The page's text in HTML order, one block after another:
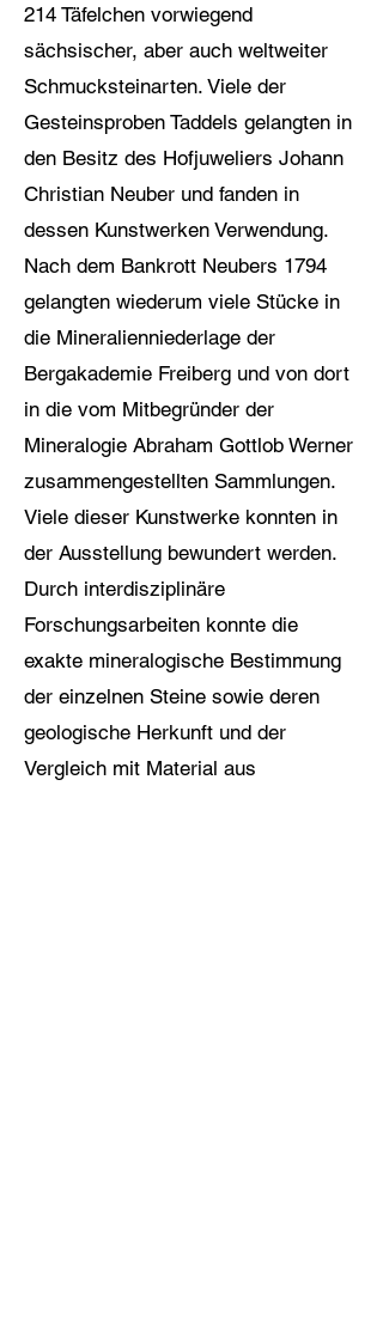
214 Täfelchen vorwiegend
sächsischer, aber auch weltweiter
Schmucksteinarten. Viele der
Gesteinsproben Taddels gelangten in
den Besitz des Hofjuweliers Johann
Christian Neuber und fanden in
dessen Kunstwerken Verwendung.
Nach dem Bankrott Neubers 1794
gelangten wiederum viele Stücke in
die Mineralienniederlage der
Bergakademie Freiberg und von dort
in die vom Mitbegründer der
Mineralogie Abraham Gottlob Werner
zusammengestellten Sammlungen.
Viele dieser Kunstwerke konnten in
der Ausstellung bewundert werden.
Durch interdisziplinäre
Forschungsarbeiten konnte die
exakte mineralogische Bestimmung
der einzelnen Steine sowie deren
geologische Herkunft und der
Vergleich mit Material aus